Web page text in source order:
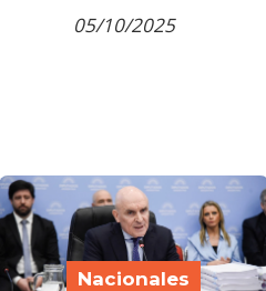
05/10/2025
Nacionales